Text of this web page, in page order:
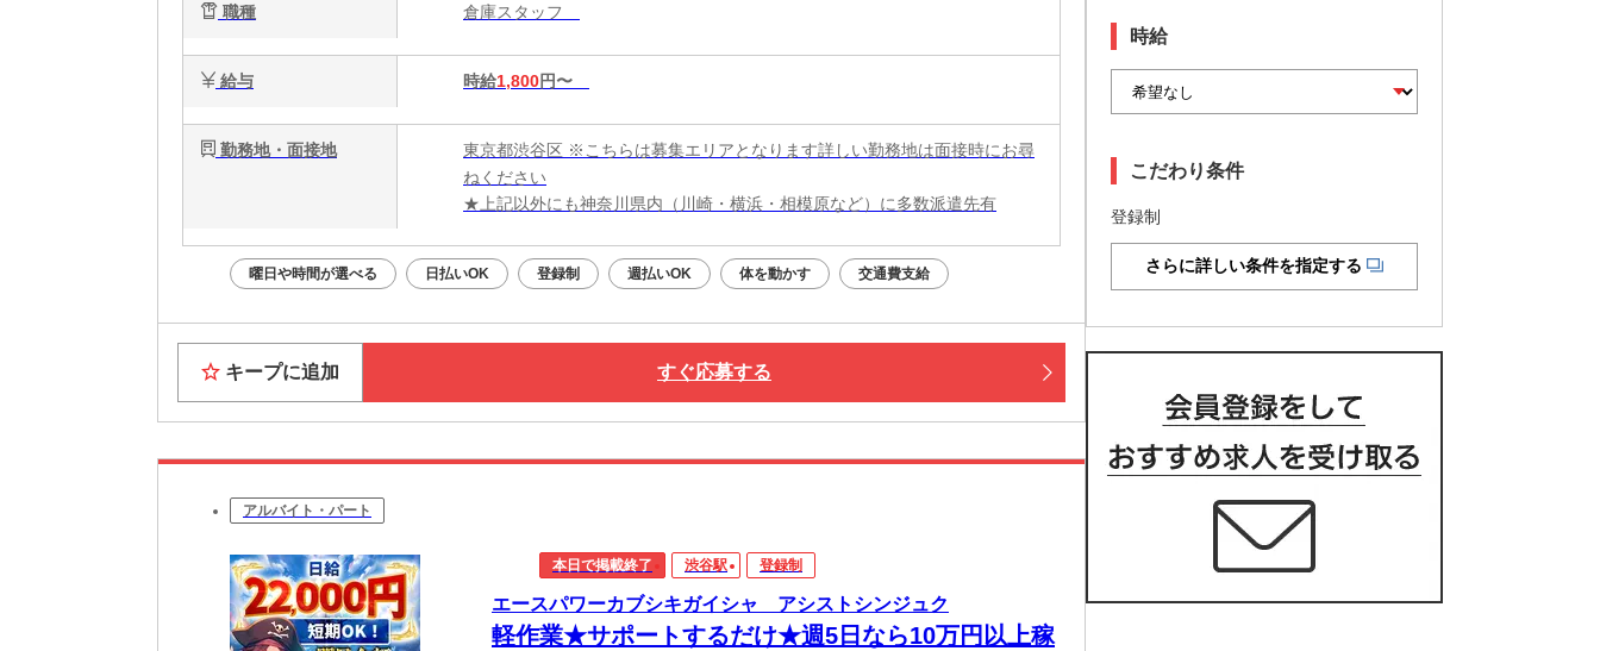
職種 倉庫スタッフ
給与 時給1,800円〜
勤務地・面接地
東京都渋谷区 ※こちらは募集エリアとなります詳しい勤務地は面接時にお尋
ねください
★上記以外にも神奈川県内（川崎・横浜・相模原など）に多数派遣先有
曜日や時間が選べる 日払いOK 登録制 週払いOK 体を動かす 交通費支給
キープに追加 すぐ応募する
アルバイト・パート
本日で掲載終了 渋谷駅 登録制
エースパワーカブシキガイシャ アシストシンジュク
軽作業★サポートするだけ★週5日なら10万円以上稼
時給
こだわり条件
登録制
さらに詳しい条件を指定する